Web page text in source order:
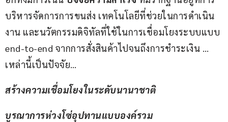
บริหารจัดการการขนส่ง เทคโนโลยีที่ช่วยในการดำเนิน
งาน และนวัตกรรมดิจิทัลที่ใช้ในการเชื่อมโยงระบบแบบ
end-to-end จากการสั่งสินค้าไปจนถึงการชำระเงิน …
เหล่านี้เป็นปัจจัย…
สร้างความเชื่อมโยงในระดับนานาชาติ
บูรณาการห่วงโซ่อุปทานแบบองค์รวม